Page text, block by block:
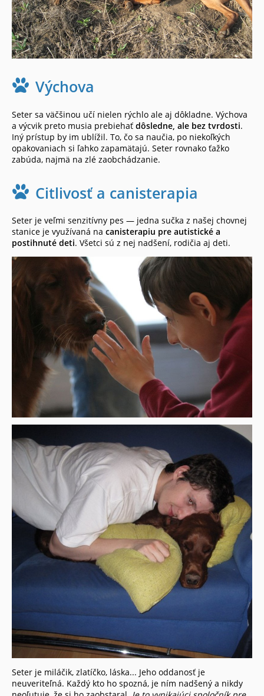
Výchova
Seter sa väčšinou učí nielen rýchlo ale aj dôkladne. Výchova
a výcvik preto musia prebiehať dôsledne, ale bez tvrdosti.
Iný prístup by im ublížil. To, čo sa naučia, po niekoľkých
opakovaniach si ľahko zapamätajú. Seter rovnako ťažko
zabúda, najmä na zlé zaobchádzanie.
Citlivosť a canisterapia
Seter je veľmi senzitívny pes — jedna sučka z našej chovnej
stanice je využívaná na canisterapiu pre autistické a
postihnuté deti. Všetci sú z nej nadšení, rodičia aj deti.
Seter je miláčik, zlatíčko, láska... Jeho oddanosť je
neuveriteľná. Každý kto ho spozná, je ním nadšený a nikdy